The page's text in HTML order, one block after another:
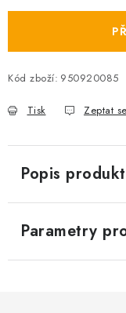
Kód zboží: 950920085
Tisk Zeptat se
Popis
Parametry